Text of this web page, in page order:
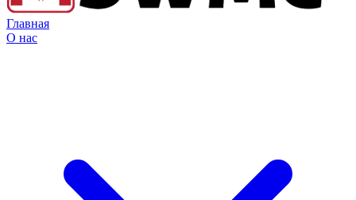
Главная
О нас